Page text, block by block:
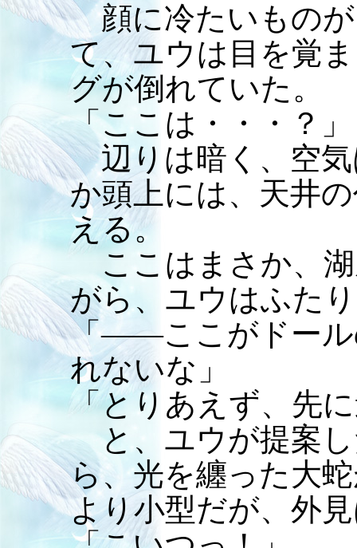
顔に冷たいものが
て、ユウは目を覚
グが倒れていた。
「ここは・・・？」
辺りは暗く、空気
か頭上には、天井
える。
ここはまさか、
がら、ユウはふた
「――ここがドール
れないな」
「とりあえず、先
と、ユウが提案し
ら、光を纏った大
より小型だが、外